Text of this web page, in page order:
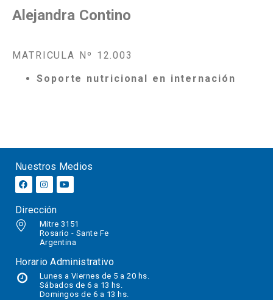
Alejandra Contino
MATRICULA Nº 12.003
Soporte nutricional en internación
Nuestros Medios
Dirección
Mitre 3151
Rosario - Sante Fe
Argentina
Horario Administrativo
Lunes a Viernes de 5 a 20 hs.
Sábados de 6 a 13 hs.
Domingos de 6 a 13 hs.